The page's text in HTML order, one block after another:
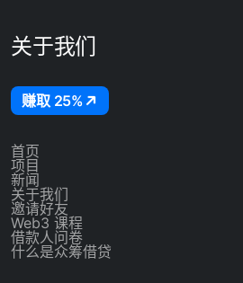
关于我们
赚取 25%
首页
项目
新闻
关于我们
邀请好友
Web3 课程
借款人问卷
什么是众筹借贷